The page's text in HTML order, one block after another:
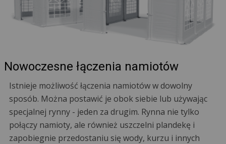
Nowoczesne łączenia namiotów
Istnieje możliwość łączenia namiotów w dowolny
sposób. Można postawić je obok siebie lub używając
specjalnej rynny - jeden za drugim. Rynna nie tylko
połączy namioty, ale również uszczelni plandekę i
zapobiegnie przedostaniu się wody, kurzu i innych